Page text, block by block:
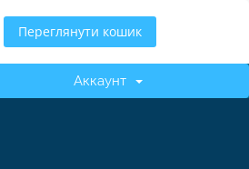
Переглянути кошик
Аккаунт